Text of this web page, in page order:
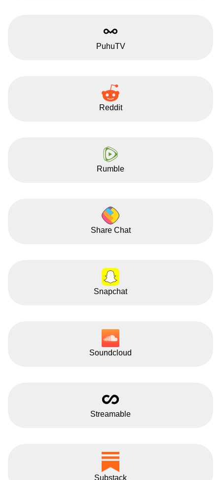
PuhuTV
Reddit
Rumble
Share Chat
Snapchat
Soundcloud
Streamable
Substack